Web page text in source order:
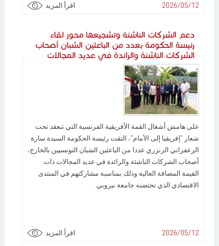
2026/05/12 اقرأ المزيد
دعم الشركات الناشئة وتشجيعها محور لقاء
رئيسة الحكومة بعدد من الباعثين الشبان أصحاب
الشركات الناشئة والرائدة في عديد المجالات
على هامش أشغال القمة الأفريقية الفرنسية التي تنعقد تحت
شعار "إفريقيا إلى الأمام"، التقت رئيسة الحكومة السيدة سارة
الزعفراني الزنزري عددا من الباعثين الشبان التونسيين بالخارج،
أصحاب الشركات الناشئة والرائدة في عديد المجالات ذات
القيمة المضافة العالية وذلك بمناسبة مشاركتهم في المنتدى
الاقتصادي الذي تحتضنه جامعة نيروبي.
2026/05/12 اقرأ المزيد